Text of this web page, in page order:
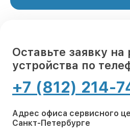
Оставьте заявку
устройства по
+7 (812) 214-
Адрес офиса сервисного
Санкт-Петербурге